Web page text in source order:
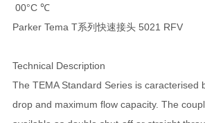
00°C ℃
Parker Tema T系列快速接头 5021 RFV
Technical Description
The TEMA Standard Series is caracterised
drop and maximum flow capacity. The